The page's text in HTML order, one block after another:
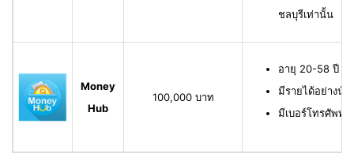
ชลบุรีเท่านั้น
Money
Hub
100,000 บาท
อายุ 20-58 ปี มี
มีรายได้อย่างน้
มีเบอร์โทรศัพท์